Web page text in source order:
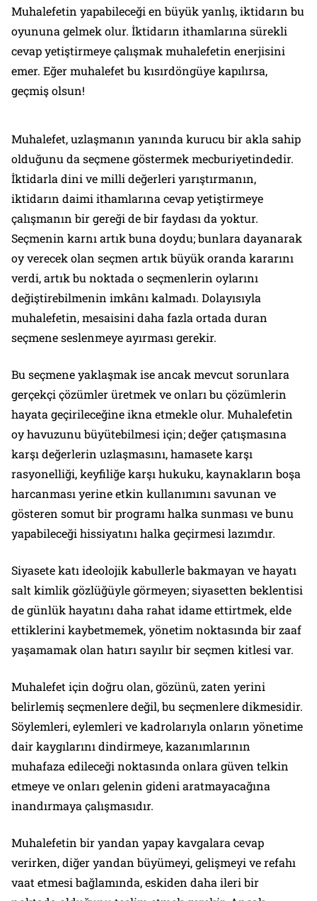
Muhalefetin yapabileceği en büyük yanlış, iktidarın bu
oyununa gelmek olur. İktidarın ithamlarına sürekli
cevap yetiştirmeye çalışmak muhalefetin enerjisini
emer. Eğer muhalefet bu kısırdöngüye kapılırsa,
geçmiş olsun!
Muhalefet, uzlaşmanın yanında kurucu bir akla sahip
olduğunu da seçmene göstermek mecburiyetindedir.
İktidarla dini ve milli değerleri yarıştırmanın,
iktidarın daimi ithamlarına cevap yetiştirmeye
çalışmanın bir gereği de bir faydası da yoktur.
Seçmenin karnı artık buna doydu; bunlara dayanarak
oy verecek olan seçmen artık büyük oranda kararını
verdi, artık bu noktada o seçmenlerin oylarını
değiştirebilmenin imkânı kalmadı. Dolayısıyla
muhalefetin, mesaisini daha fazla ortada duran
seçmene seslenmeye ayırması gerekir.
Bu seçmene yaklaşmak ise ancak mevcut sorunlara
gerçekçi çözümler üretmek ve onları bu çözümlerin
hayata geçirileceğine ikna etmekle olur. Muhalefetin
oy havuzunu büyütebilmesi için; değer çatışmasına
karşı değerlerin uzlaşmasını, hamasete karşı
rasyonelliği, keyfiliğe karşı hukuku, kaynakların boşa
harcanması yerine etkin kullanımını savunan ve
gösteren somut bir programı halka sunması ve bunu
yapabileceği hissiyatını halka geçirmesi lazımdır.
Siyasete katı ideolojik kabullerle bakmayan ve hayatı
salt kimlik gözlüğüyle görmeyen; siyasetten beklentisi
de günlük hayatını daha rahat idame ettirtmek, elde
ettiklerini kaybetmemek, yönetim noktasında bir zaaf
yaşamamak olan hatırı sayılır bir seçmen kitlesi var.
Muhalefet için doğru olan, gözünü, zaten yerini
belirlemiş seçmenlere değil, bu seçmenlere dikmesidir.
Söylemleri, eylemleri ve kadrolarıyla onların yönetime
dair kaygılarını dindirmeye, kazanımlarının
muhafaza edileceği noktasında onlara güven telkin
etmeye ve onları gelenin gideni aratmayacağına
inandırmaya çalışmasıdır.
Muhalefetin bir yandan yapay kavgalara cevap
verirken, diğer yandan büyümeyi, gelişmeyi ve refahı
vaat etmesi bağlamında, eskiden daha ileri bir